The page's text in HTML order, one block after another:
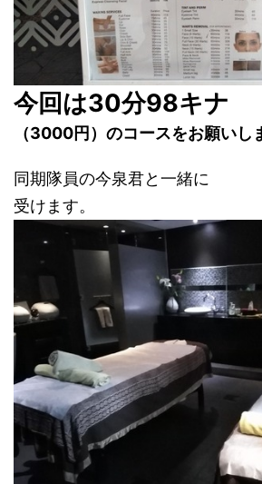
今回は30分98キナ
（3000円）のコースをお願いし
同期隊員の今泉君と一緒に
受けます。